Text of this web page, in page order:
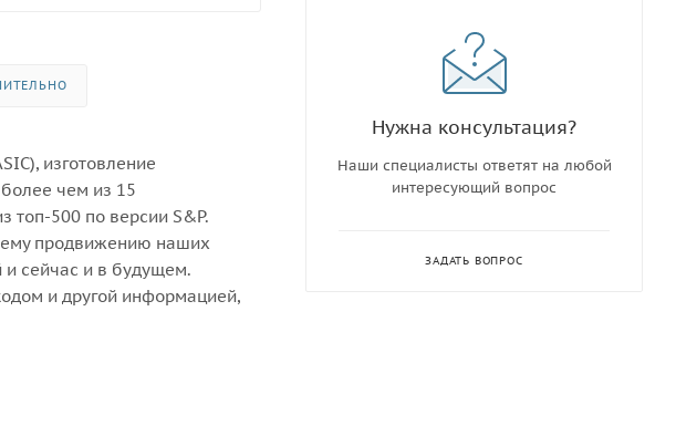
изготовление
чем из 15
топ-500 по версии S&P.
продвижению наших
сейчас и в будущем.
и другой информацией,
Нужна консультация?
Наши специалисты ответят на любой
интересующий вопрос
ЗАДАТЬ ВОПРОС